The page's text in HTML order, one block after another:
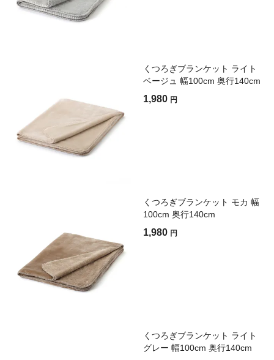
くつろぎブランケット ライト
ベージュ 幅100cm 奥行140cm
1,980 円
くつろぎブランケット モカ 幅
100cm 奥行140cm
1,980 円
くつろぎブランケット ライト
グレー 幅100cm 奥行140cm